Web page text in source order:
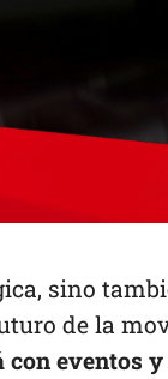
sino
de la
eventos